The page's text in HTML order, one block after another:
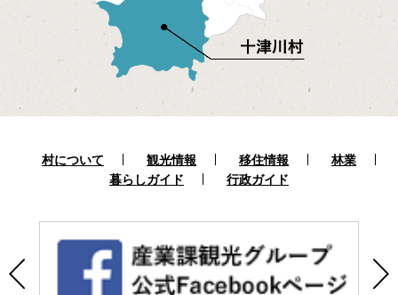
村について 観光情報 移住情報
林業
暮らしガイド
行政ガイド